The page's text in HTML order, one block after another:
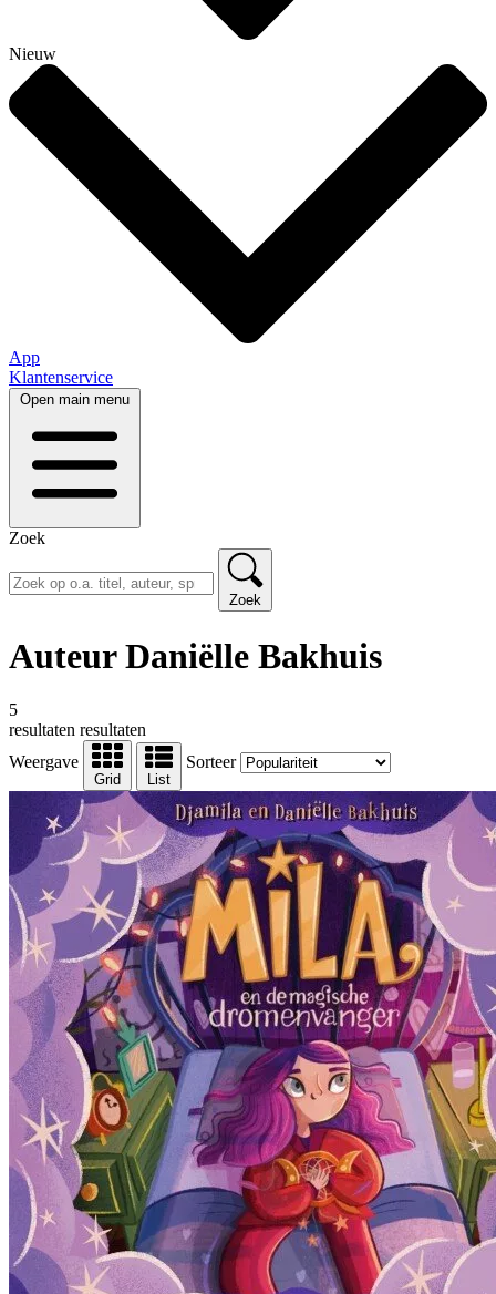
Nieuw
App
Klantenservice
Open main menu
Zoek
Zoek
Auteur Daniëlle Bakhuis
5
resultaten resultaten
Weergave
Grid List
Sorteer